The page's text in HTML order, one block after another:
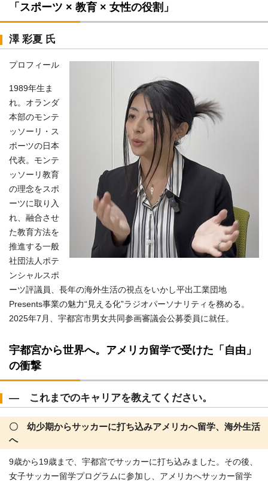
「スポーツ × 教育 × 女性の役割」
澤 彩夏 氏
プロフィール
1989年生ま
れ。オランダ
本部のモンテ
ッソーリ・ス
ポーツの日本
代表。モンテ
ッソーリ教育
の理念をスポ
ーツに取り入
れ、融合させ
た教育方法を
推進する一般
社団法人ポテ
ンシャルスポ
ーツ評議員、長年の海外生活の視点をいかし平出工業団地
Presents事業の魅力“見える化”ラジオパーソナリティを務める。
2025年7月、宇都宮市男女共同参画審議会公募委員に就任。
宇都宮から世界へ。アメリカ留学で受けた「自由」
の衝撃
― これまでのキャリアを教えてください。
〇 幼少期からサッカーに打ち込みアメリカへ留学、海外生活
へ
9歳から19歳まで、宇都宮でサッカーに打ち込みました。その後、
女子サッカー留学プログラムに参加し、アメリカへサッカー留学